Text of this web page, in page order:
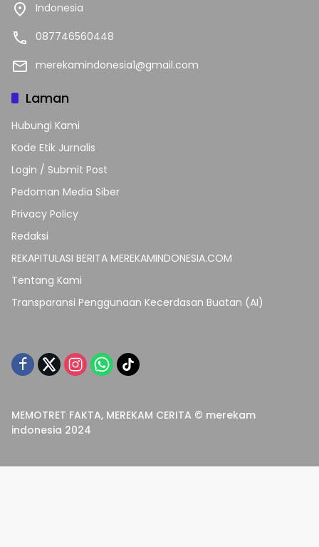
Indonesia
087746560448
merekamindonesia1@gmail.com
Laman
Hubungi Kami
Kode Etik Jurnalis
Login / Submit Post
Pedoman Media Siber
Privacy Policy
Redaksi
REKAPITULASI BERITA MEREKAMINDONESIA.COM
Tentang Kami
Transparansi Penggunaan Kecerdasan Buatan (AI)
MEMOTRET FAKTA, MEREKAM CERITA © merekam
indonesia 2024